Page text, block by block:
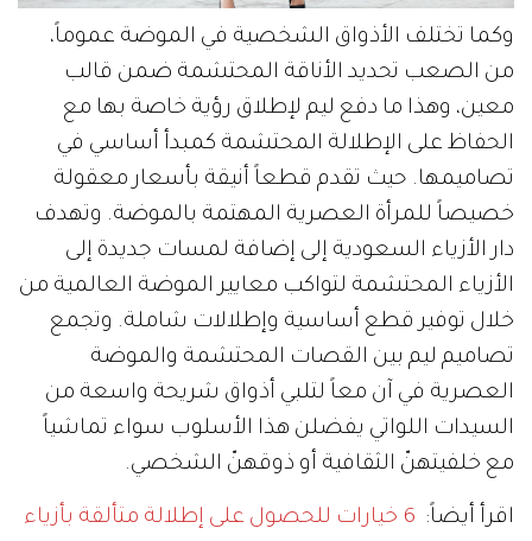
وكما تختلف الأذواق الشخصية في الموضة عموماً،
من الصعب تحديد الأناقة المحتشمة ضمن قالب
معين، وهذا ما دفع ليم لإطلاق رؤية خاصة بها مع
الحفاظ على الإطلالة المحتشمة كمبدأ أساسي في
تصاميمها. حيث تقدم قطعاً أنيقة بأسعار معقولة
خصيصاً للمرأة العصرية المهتمة بالموضة. وتهدف
دار الأزياء السعودية إلى إضافة لمسات جديدة إلى
الأزياء المحتشمة لتواكب معايير الموضة العالمية من
خلال توفير قطع أساسية وإطلالات شاملة. وتجمع
تصاميم ليم بين القصات المحتشمة والموضة
العصرية في آن معاً لتلبي أذواق شريحة واسعة من
السيدات اللواتي يفضلن هذا الأسلوب سواء تماشياً
مع خلفيتهنّ الثقافية أو ذوقهنّ الشخصي.
اقرأ أيضاً:
6 خيارات للحصول على إطلالة متألقة بأزياء